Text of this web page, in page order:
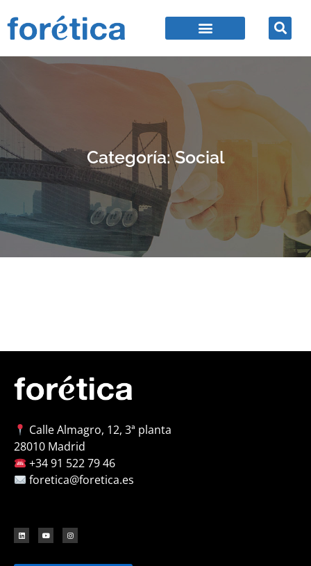
Categoría: Social
Calle Almagro, 12, 3ª planta
28010 Madrid
+34 91 522 79 46
foretica@foretica.es